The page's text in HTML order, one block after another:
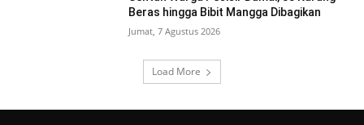
Beras hingga Bibit Mangga Dibagikan
Jumat, 7 Agustus 2026
Load More